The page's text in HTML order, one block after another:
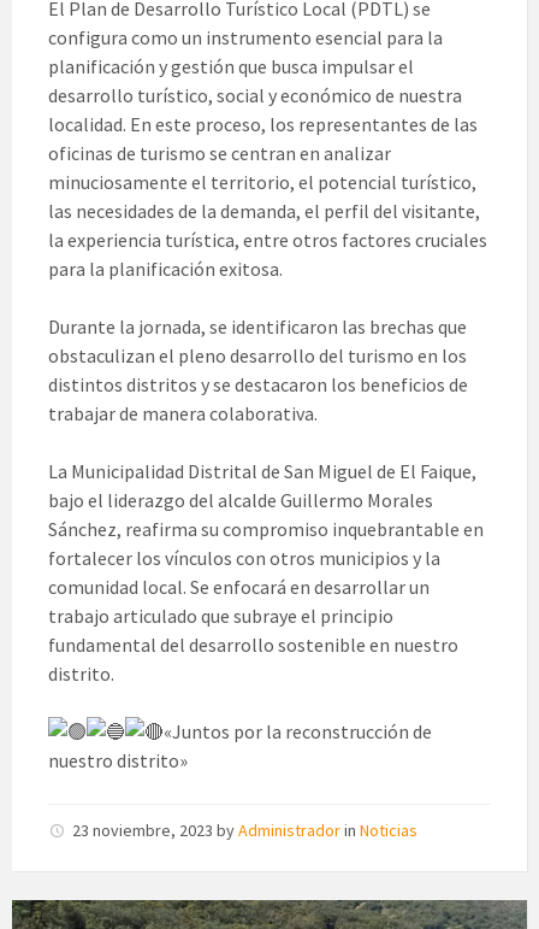
El Plan de Desarrollo Turístico Local (PDTL) se
configura como un instrumento esencial para la
planificación y gestión que busca impulsar el
desarrollo turístico, social y económico de nuestra
localidad. En este proceso, los representantes de las
oficinas de turismo se centran en analizar
minuciosamente el territorio, el potencial turístico,
las necesidades de la demanda, el perfil del visitante,
la experiencia turística, entre otros factores cruciales
para la planificación exitosa.
Durante la jornada, se identificaron las brechas que
obstaculizan el pleno desarrollo del turismo en los
distintos distritos y se destacaron los beneficios de
trabajar de manera colaborativa.
La Municipalidad Distrital de San Miguel de El Faique,
bajo el liderazgo del alcalde Guillermo Morales
Sánchez, reafirma su compromiso inquebrantable en
fortalecer los vínculos con otros municipios y la
comunidad local. Se enfocará en desarrollar un
trabajo articulado que subraye el principio
fundamental del desarrollo sostenible en nuestro
distrito.
«Juntos por la reconstrucción de
nuestro distrito»
23 noviembre, 2023 byAdministradorin Noticias